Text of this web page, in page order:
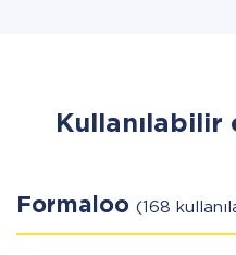
Kullanılabilir
Formaloo (168